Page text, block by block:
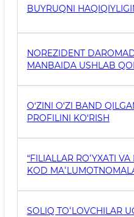
BUYRUQNI
NOREZIDENT
MANBAIDA USHLAB
O‘ZINI O‘ZI BAND
PROFILINI KO‘RISH
“FILIALLAR ROʻYXATI
KOD
SOLIQ TOʻLOVCHILAR